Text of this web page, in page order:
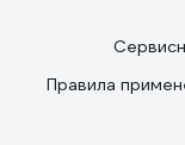
Правила